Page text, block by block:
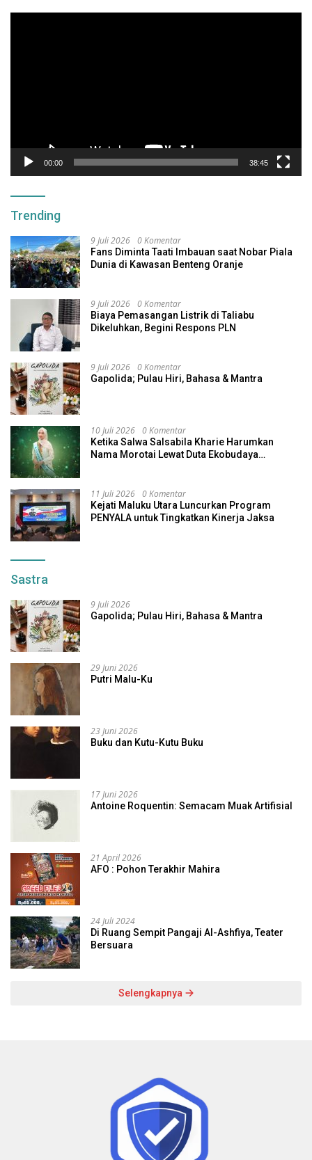
00:00 38:45
Trending
9 Juli 2026 0 Komentar
Fans Diminta Taati Imbauan saat Nobar Piala
Dunia di Kawasan Benteng Oranje
9 Juli 2026 0 Komentar
Biaya Pemasangan Listrik di Taliabu
Dikeluhkan, Begini Respons PLN
9 Juli 2026 0 Komentar
Gapolida; Pulau Hiri, Bahasa & Mantra
10 Juli 2026 0 Komentar
Ketika Salwa Salsabila Kharie Harumkan
Nama Morotai Lewat Duta Ekobudaya
11 Juli 2026 0 Komentar
Kejati Maluku Utara Luncurkan Program
PENYALA untuk Tingkatkan Kinerja Jaksa
Sastra
9 Juli 2026
Gapolida; Pulau Hiri, Bahasa & Mantra
29 Juni 2026
Putri Malu-Ku
23 Juni 2026
Buku dan Kutu-Kutu Buku
17 Juni 2026
Antoine Roquentin: Semacam Muak Artifisial
21 April 2026
AFO : Pohon Terakhir Mahira
24 Juli 2024
Di Ruang Sempit Pangaji Al-Ashfiya, Teater
Bersuara
Selengkapnya